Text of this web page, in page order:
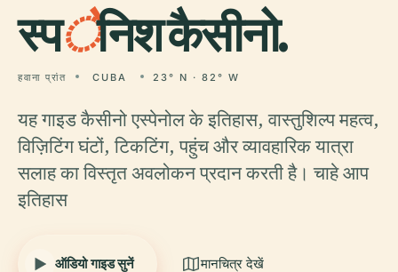
स्पेनिश कैसीनो.
हवाना प्रांत CUBA 23° N · 82° W
यह गाइड कैसीनो एस्पेनोल के इतिहास, वास्तुशिल्प महत्व,
विज़िटिंग घंटों, टिकटिंग, पहुंच और व्यावहारिक यात्रा
सलाह का विस्तृत अवलोकन प्रदान करती है। चाहे आप
इतिहास
ऑडियो गाइड सुनें मानचित्र देखें